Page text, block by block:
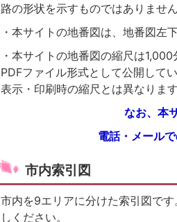
路の形状を示すものではありませ
・本サイトの地番図は、地番図左
・本サイトの地番図の縮尺は
PDFファイル形式として公開して
表示・印刷時の縮尺とは異なります
なお、本
電話・メール
市内索引図
市内を9エリアに分けた索引図で
しください。